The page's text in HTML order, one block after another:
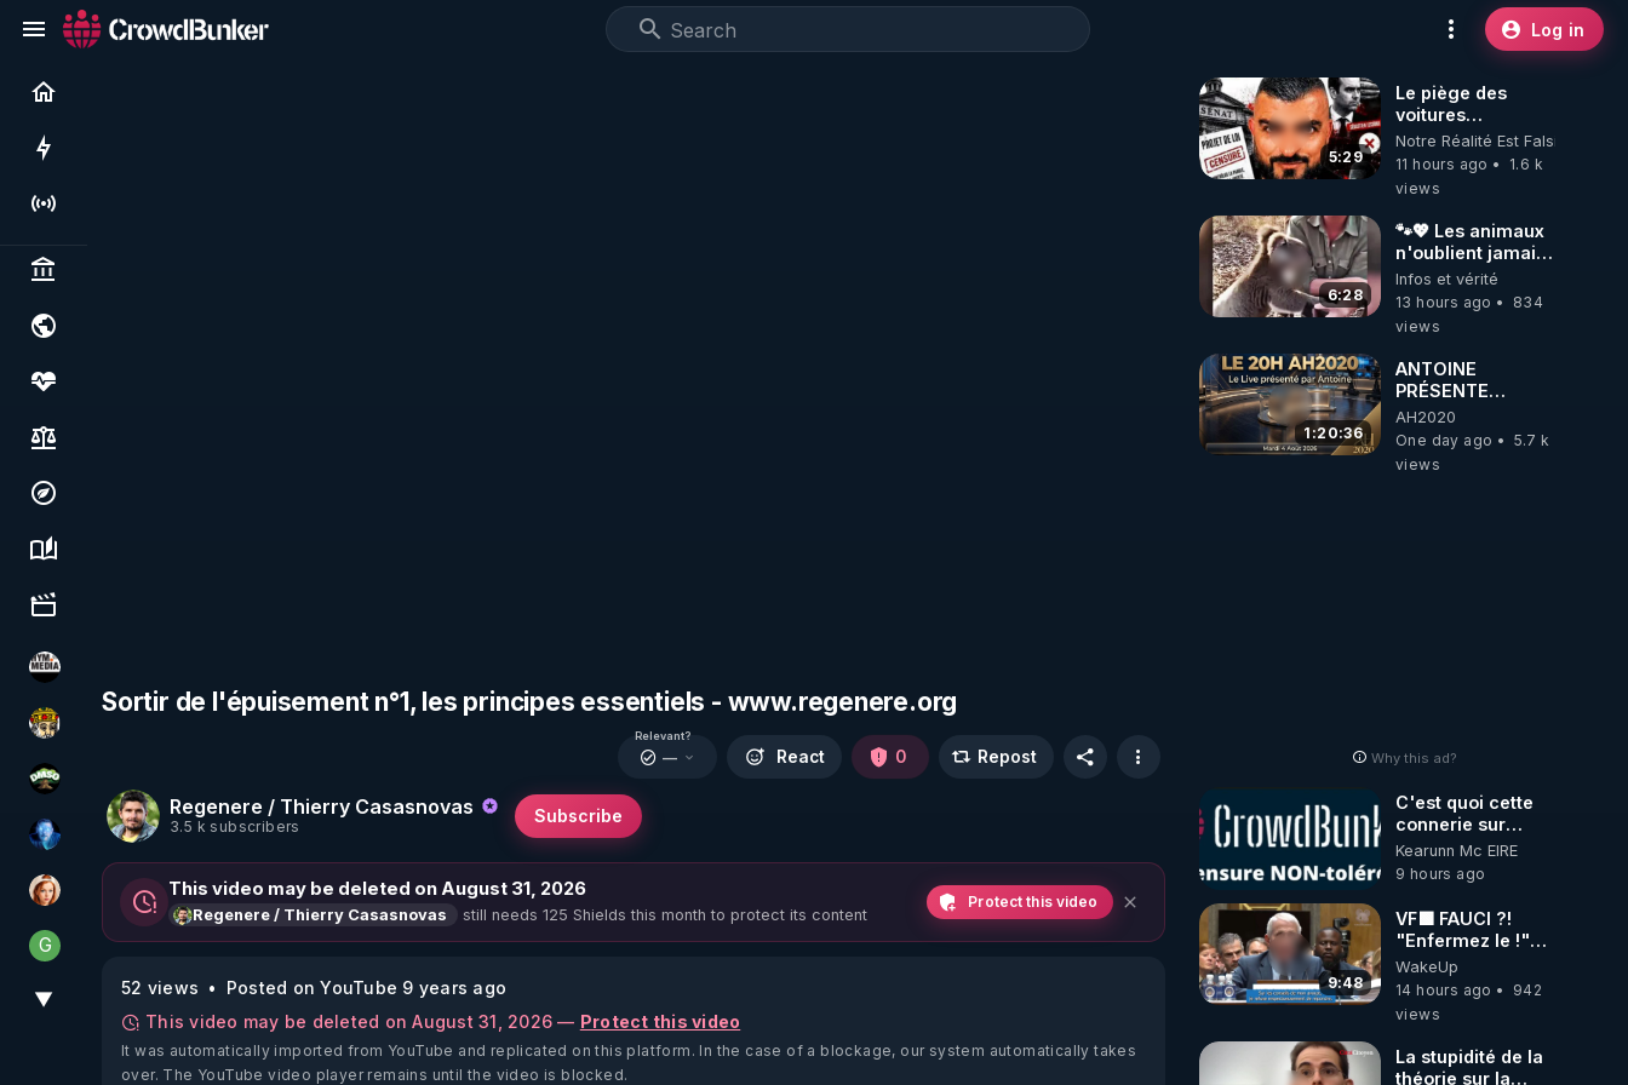
Log in
Politics & institutions
Society, justice & freedoms
Economy, environment & technology
Science, history & spirituality
Culture, media & entertainment
HYM.MEDIA
Textes Sacrés & Maîtres Spirituels
DMSO pour TOUS
AH2020
Ambr3
G Generousbear
▼
Sortir de l'épuisement n°1, les principes essentiels - www.regenere.org
Regenere / Thierry Casasnovas
3.5 k subscribers
Subscribe
Relevant?
— React 0 Repost
This video may be deleted on August 31, 2026
Regenere / Thierry Casasnovas still needs 125 Shields this month to protect its content
Protect this video
52 views
Posted on YouTube 9 years ago
This video may be deleted on August 31, 2026 — Protect this video
It was automatically imported from YouTube and replicated on this platform. In the case of a blockage, our system automatically takes
over. The YouTube video player remains until the video is blocked.
5:29
Le piège des
voitures
électriques se
referme sur les
usagers !
Notre Réalité Est Falsifiée Et
11 hours ago
1.6 k
views
6:28
🐾💖 Les animaux
n'oublient jamais
ceux qu'ils
aiment… 🥹❤️
Infos et vérité
13 hours ago
834
views
1:20:36
ANTOINE
PRÉSENTE
AH2020 LE LIVE
20H ***DU
04/08/2026***
AH2020
One day ago
5.7 k
views
Why this ad?
C'est quoi cette
connerie sur
CrowdBunker
???? Si on ne
peut plus publier,
c'est un peu de la
censure. Ne
boucliers pour
voir mes vidéos,
c'est une arnaque
chaine et mon
Kearunn Mc EIRE
9 hours ago
9:48
VF🟩 FAUCI ?!
"Enfermez le !"
(Lock him up!) -
Quartz Traduction
WakeUp
14 hours ago
942
views
La stupidité de la
théorie sur la